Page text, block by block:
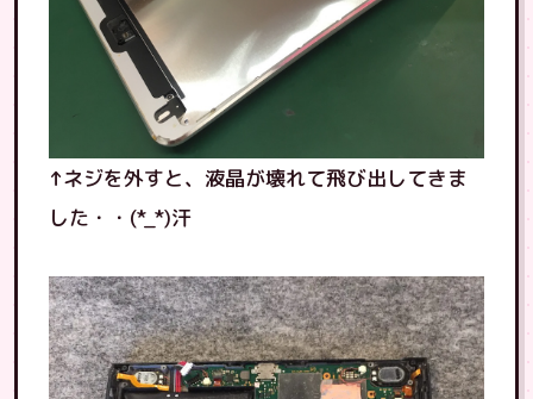
↑ネジを外すと、液晶が壊れて飛び出してきま
した・・(*_*)汗